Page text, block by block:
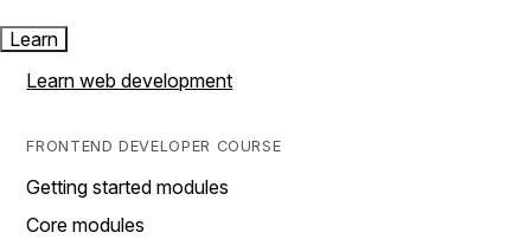
Learn
Learn web development
FRONTEND DEVELOPER COURSE
Getting started modules
Core modules